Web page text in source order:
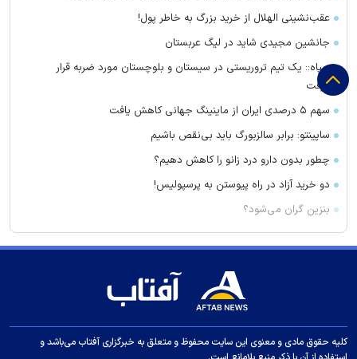
عقب‌نشینی الهلال از خرید بزرگ به خاطر پول!
جانشین مجیدی شاید در لیگ عربستان
سپاه:: یک تیم تروریستی در سیستان و بلوچستان مورد ضربه قرار
گرفت
سهم ۵ درصدی ایران از ماینینگ جهانی کاهش یافت
ساپینتو: برابر سالزبورگ باید بی‌نقص باشیم
چطور بدون دارو درد زانو را کاهش دهیم؟
دو خرید آزاد در راه پیوستن به پرسپولیس!
بنزین گران می‌شود؟
مسئولان صداوسیما چرا آمار مخاطبان برنامه‌های خود را محرمانه
کرده‌اند؟
تاجرنیا از پنجره استقلال قطع امید کرد؟
حرف‌های گزینه پرسپولیس و استقلال از تیم جدید!
جلسه مجلس در روز یکشنبه و دوشنبه در بستر فضای مجازی
حسین پاکدل پس از ۳ دهه به اجرا بازمی‌گردد
کلیه حقوق مادی و معنوی این سایت محفوظ و متعلق به خبرگزاری آفتاب می‌باشد و